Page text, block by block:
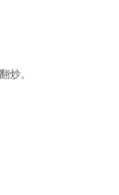
炒。